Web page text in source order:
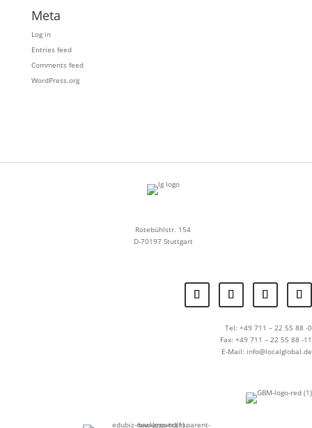
Meta
Log in
Entries feed
Comments feed
WordPress.org
Rotebühlstr. 154
D-70197 Stuttgart
Tel: +49 711 – 22 55 88 -0
Fax: +49 711 – 22 55 88 -11
E-Mail: info@localglobal.de